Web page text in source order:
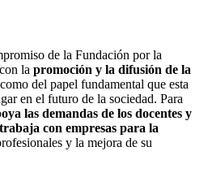
de la Fundación por la
la promoción y la difusión de la
del papel fundamental que esta
en el futuro de la sociedad. Para
las demandas de los docentes y
con empresas para la
y la mejora de su